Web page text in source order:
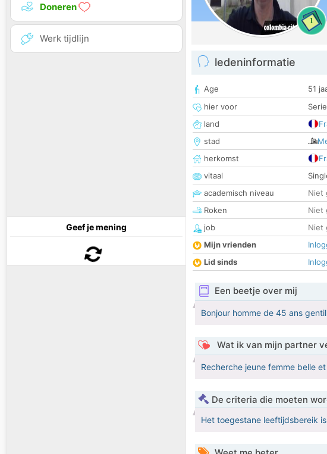
Doneren
Werk tijdlijn
Geef je mening
1
ledeninformatie
Age
51
hier voor
land
stad
herkomst
vitaal
academisch niveau
Niet
Roken
Niet
job
Niet
Mijn vrienden
Lid sinds
Een beetje over mij
Bonjour homme de 45 ans
Wat ik van mijn partner
Recherche jeune femme belle
De criteria die moeten
Het toegestane leeftijdsbereik is